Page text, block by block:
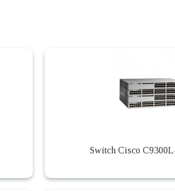
Switch Cisco